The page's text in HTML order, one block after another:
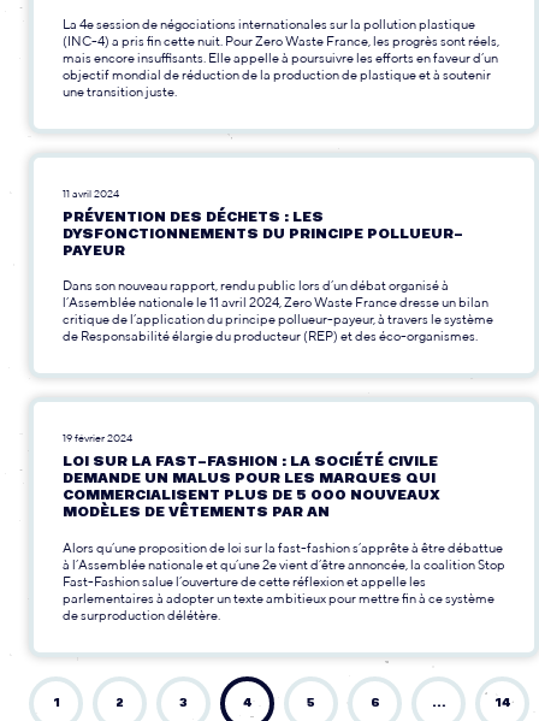
La 4e session de négociations internationales sur la pollution plastique
(INC-4) a pris fin cette nuit. Pour Zero Waste France, les progrès sont réels,
mais encore insuffisants. Elle appelle à poursuivre les efforts en faveur d’un
objectif mondial de réduction de la production de plastique et à soutenir
une transition juste.
11 avril 2024
PRÉVENTION DES DÉCHETS : LES
DYSFONCTIONNEMENTS DU PRINCIPE POLLUEUR-
PAYEUR
Dans son nouveau rapport, rendu public lors d’un débat organisé à
l’Assemblée nationale le 11 avril 2024, Zero Waste France dresse un bilan
critique de l’application du principe pollueur-payeur, à travers le système
de Responsabilité élargie du producteur (REP) et des éco-organismes.
19 février 2024
LOI SUR LA FAST-FASHION : LA SOCIÉTÉ CIVILE
DEMANDE UN MALUS POUR LES MARQUES QUI
COMMERCIALISENT PLUS DE 5 000 NOUVEAUX
MODÈLES DE VÊTEMENTS PAR AN
Alors qu’une proposition de loi sur la fast-fashion s’apprête à être débattue
à l’Assemblée nationale et qu’une 2e vient d’être annoncée, la coalition Stop
Fast-Fashion salue l’ouverture de cette réflexion et appelle les
parlementaires à adopter un texte ambitieux pour mettre fin à ce système
de surproduction délétère.
1 2 3 4 5 6 … 14